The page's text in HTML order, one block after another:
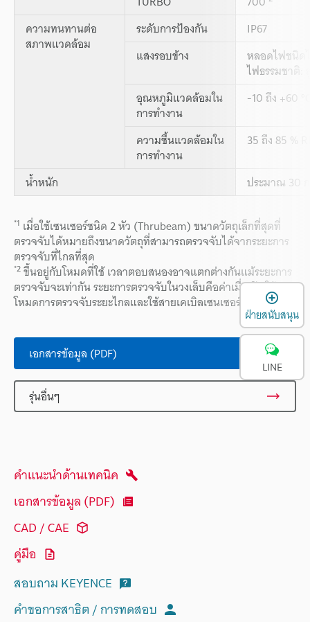
ความทนทานต่อ
สภาพแวดล้อม
ระดับการป้องกัน
IP67
แสงรอบข้าง
หลอดไฟชนิด
ไฟธรรมชาติ:
อุณหภูมิแวดล้อมใน
การทำงาน
-10 ถึง +60
ความชื้นแวดล้อมใน
การทำงาน
35 ถึง 85 %
น้ำหนัก ประมาณ 30
*1 เมื่อใช้เซนเซอร์ชนิด 2 หัว (Thrubeam) ขนาดวัตถุเล็กที่สุดที่
ตรวจจับได้หมายถึงขนาดวัตถุที่สามารถตรวจจับได้จากระยะการ
ตรวจจับที่ไกลที่สุด
*2ขึ้นอยู่กับโหมดที่ใช้ เวลาตอบสนองอาจแตกต่างกันแม้ระยะการ
ตรวจจับจะเท่ากัน ระยะการตรวจจับในวงเล็บคือค่าเมื่อเปิดใช้
โหมดการตรวจจับระยะไกลและใช้สายเคเบิลเซนเซอร์ 5 ม.
เอกสารข้อมูล (PDF)
รุ่นอื่นๆ
คำแนะนำด้านเทคนิค
เอกสารข้อมูล (PDF)
CAD / CAE
คู่มือ
สอบถาม KEYENCE
คำขอการสาธิต / การทดสอบ
ฝ่ายสนับสนุน
LINE